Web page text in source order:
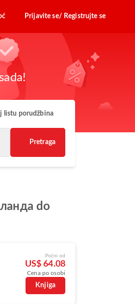
Prijavite se/ Registrujte se
listu porudžbina
Pretraga
do
Počni od
US$ 64.08
Cena po osobi
Knjiga